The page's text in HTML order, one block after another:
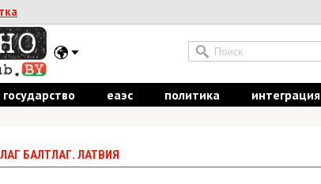
еаэс политика интеграция
БАЛТЛАГ. ЛАТВИЯ